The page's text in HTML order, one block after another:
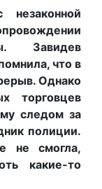
Завидев
что в
Однако
торговцев
следом за
полиции.
не смогла,
какие-то